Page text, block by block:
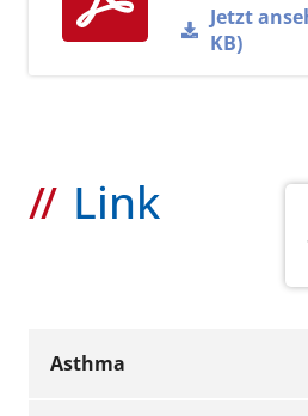
Jetzt
KB)
Link
Asthma